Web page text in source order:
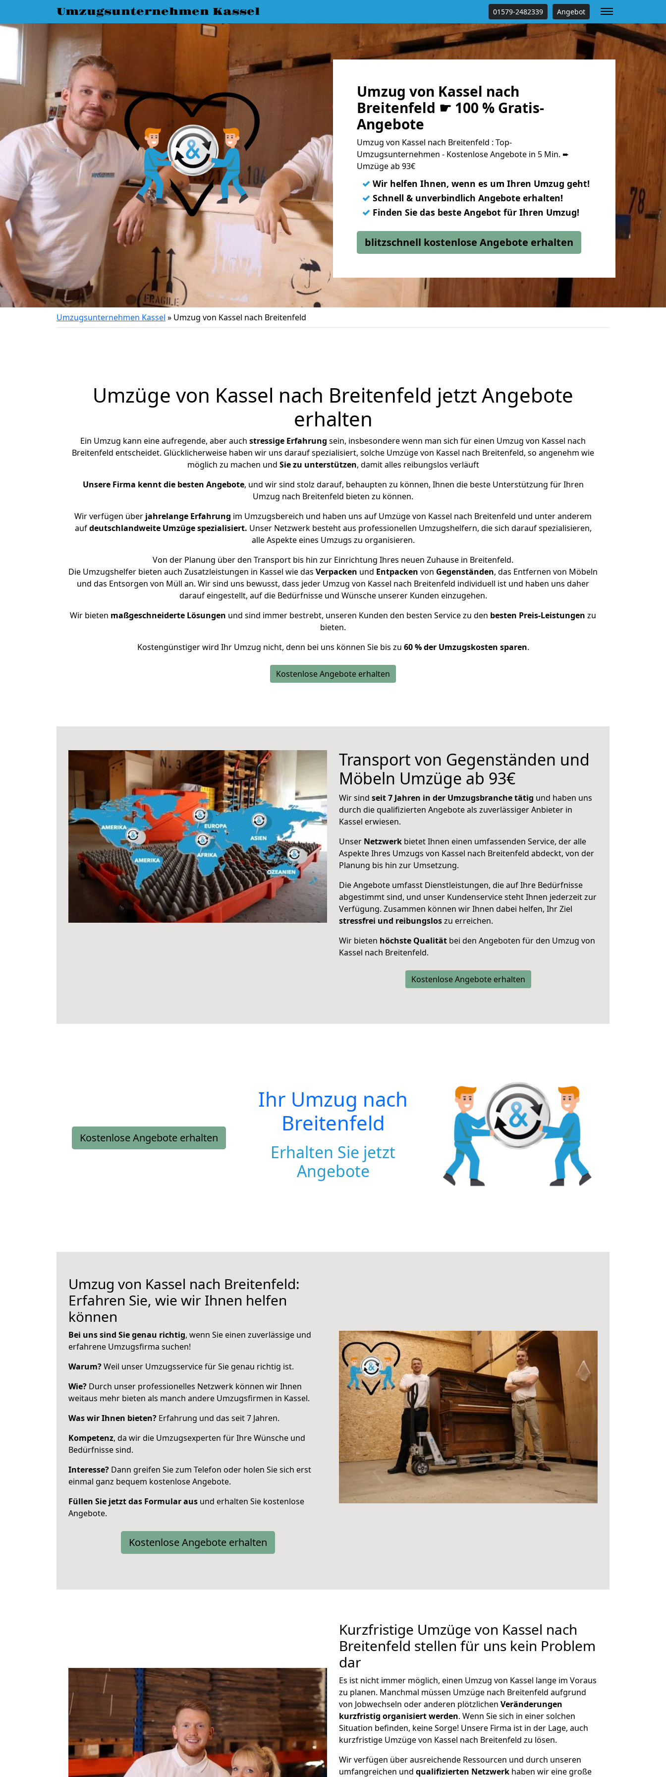
Umzugsunternehmen Kassel 01579-2482339 Angebot
Umzug von Kassel nach
Breitenfeld ☛ 100 % Gratis-
Angebote
Umzug von Kassel nach Breitenfeld : Top-
Umzugsunternehmen - Kostenlose Angebote in 5 Min. ➨
Umzüge ab 93€
✓ Wir helfen Ihnen, wenn es um Ihren Umzug geht!
✓ Schnell & unverbindlich Angebote erhalten!
✓ Finden Sie das beste Angebot für Ihren Umzug!
blitzschnell kostenlose Angebote erhalten
Umzugsunternehmen Kassel » Umzug von Kassel nach Breitenfeld
Umzüge von Kassel nach Breitenfeld jetzt Angebote
erhalten
Ein Umzug kann eine aufregende, aber auch stressige Erfahrung sein, insbesondere wenn man sich für einen Umzug von Kassel nach
Breitenfeld entscheidet. Glücklicherweise haben wir uns darauf spezialisiert, solche Umzüge von Kassel nach Breitenfeld, so angenehm wie
möglich zu machen und Sie zu unterstützen, damit alles reibungslos verläuft
Unsere Firma kennt die besten Angebote, und wir sind stolz darauf, behaupten zu können, Ihnen die beste Unterstützung für Ihren
Umzug nach Breitenfeld bieten zu können.
Wir verfügen über jahrelange Erfahrung im Umzugsbereich und haben uns auf Umzüge von Kassel nach Breitenfeld und unter anderem
aufdeutschlandweite Umzüge spezialisiert. Unser Netzwerk besteht aus professionellen Umzugshelfern, die sich darauf spezialisieren,
alle Aspekte eines Umzugs zu organisieren.
Von der Planung über den Transport bis hin zur Einrichtung Ihres neuen Zuhause in Breitenfeld.
Die Umzugshelfer bieten auch Zusatzleistungen in Kassel wie das Verpacken und Entpacken von Gegenständen, das Entfernen von Möbeln
und das Entsorgen von Müll an. Wir sind uns bewusst, dass jeder Umzug von Kassel nach Breitenfeld individuell ist und haben uns daher
darauf eingestellt, auf die Bedürfnisse und Wünsche unserer Kunden einzugehen.
Wir bieten maßgeschneiderte Lösungen und sind immer bestrebt, unseren Kunden den besten Service zu den besten Preis-Leistungen zu
bieten.
Kostengünstiger wird Ihr Umzug nicht, denn bei uns können Sie bis zu 60 % der Umzugskosten sparen.
Kostenlose Angebote erhalten
Transport von Gegenständen und
Möbeln Umzüge ab 93€
Wir sind seit 7 Jahren in der Umzugsbranche tätig und haben uns
durch die qualifizierten Angebote als zuverlässiger Anbieter in
Kassel erwiesen.
Unser Netzwerk bietet Ihnen einen umfassenden Service, der alle
Aspekte Ihres Umzugs von Kassel nach Breitenfeld abdeckt, von der
Planung bis hin zur Umsetzung.
Die Angebote umfasst Dienstleistungen, die auf Ihre Bedürfnisse
abgestimmt sind, und unser Kundenservice steht Ihnen jederzeit zur
Verfügung. Zusammen können wir Ihnen dabei helfen, Ihr Ziel
stressfrei und reibungsloszu erreichen.
Wir bieten höchste Qualität bei den Angeboten für den Umzug von
Kassel nach Breitenfeld.
Kostenlose Angebote erhalten
Kostenlose Angebote erhalten
Ihr Umzug nach
Breitenfeld
Erhalten Sie jetzt
Angebote
Umzug von Kassel nach Breitenfeld:
Erfahren Sie, wie wir Ihnen helfen
können
Bei uns sind Sie genau richtig, wenn Sie einen zuverlässige und
erfahrene Umzugsfirma suchen!
Warum?Weil unser Umzugsservice für Sie genau richtig ist.
Wie? Durch unser professionelles Netzwerk können wir Ihnen
weitaus mehr bieten als manch andere Umzugsfirmen in Kassel.
Was wir Ihnen bieten? Erfahrung und das seit 7 Jahren.
Kompetenz, da wir die Umzugsexperten für Ihre Wünsche und
Bedürfnisse sind.
Interesse? Dann greifen Sie zum Telefon oder holen Sie sich erst
einmal ganz bequem kostenlose Angebote.
Füllen Sie jetzt das Formular aus und erhalten Sie kostenlose
Angebote.
Kostenlose Angebote erhalten
Kurzfristige Umzüge von Kassel nach
Breitenfeld stellen für uns kein Problem
dar
Es ist nicht immer möglich, einen Umzug von Kassel lange im Voraus
zu planen. Manchmal müssen Umzüge nach Breitenfeld aufgrund
von Jobwechseln oder anderen plötzlichen Veränderungen
kurzfristig organisiert werden. Wenn Sie sich in einer solchen
Situation befinden, keine Sorge! Unsere Firma ist in der Lage, auch
kurzfristige Umzüge von Kassel nach Breitenfeld zu lösen.
Wir verfügen über ausreichende Ressourcen und durch unseren
umfangreichen und qualifizierten Netzwerk haben wir eine große